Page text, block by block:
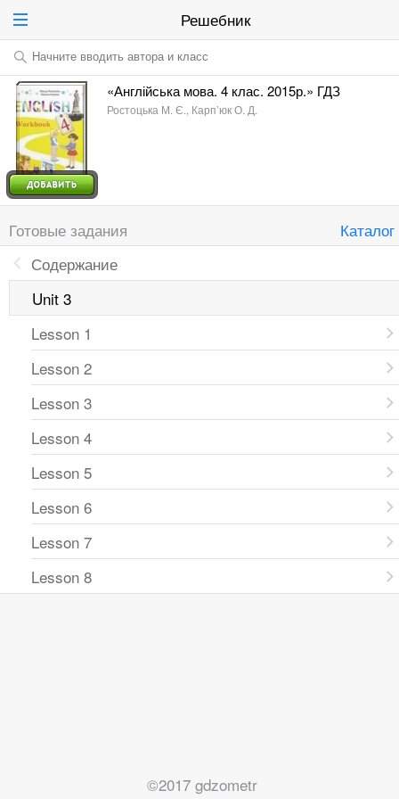
Решебник
Начните вводить автора и класс
«Англійська мова. 4 клас. 2015р.» ГДЗ
Ростоцька М. Є., Карп’юк О. Д.
Готовые задания
Каталог
Содержание
Unit 3
Lesson 1
Lesson 2
Lesson 3
Lesson 4
Lesson 5
Lesson 6
Lesson 7
Lesson 8
©2017 gdzometr